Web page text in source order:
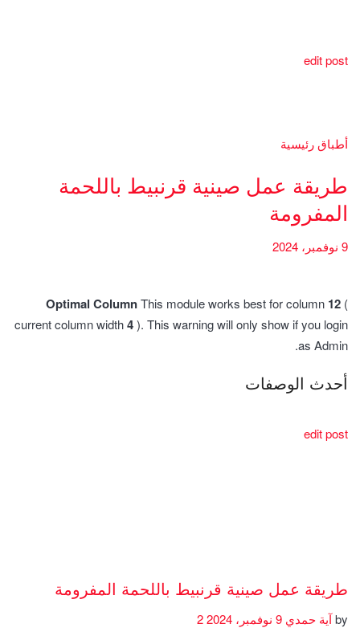
edit post
أطباق رئيسية
طريقة عمل صينية قرنبيط باللحمة
المفرومة
9 نوفمبر، 2024
Optimal ColumnThis module works best for column 12 (
current column width4). This warning will only show if you login
as Admin.
أحدث الوصفات
edit post
طريقة عمل صينية قرنبيط باللحمة المفرومة
byآية حمدي